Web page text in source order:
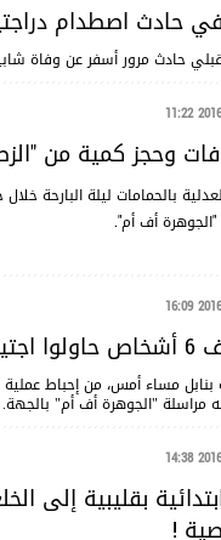
اصطدام
حادث مرور أسفر عن وفاة
2016/
وحجز كمية من
أف أم".
بنابل مساء أمس، من إحباط
مراسلة "الجوهرة أف أم" بالجهة.
بقليبية إلى
!